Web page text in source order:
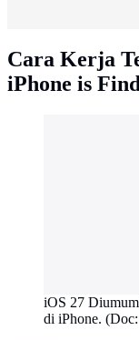
Cara Kerja
iPhone is
iOS 27
di iPhone.